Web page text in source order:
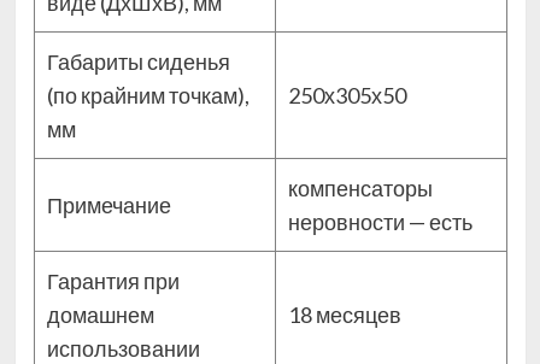
Габариты сиденья
(по крайним точкам),
мм
250х305х50
Примечание
компенсаторы
неровности — есть
Гарантия при
домашнем
использовании
18 месяцев